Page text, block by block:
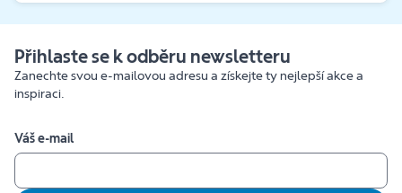
Přihlaste se k odběru newsletteru
Zanechte svou e-mailovou adresu a získejte ty nejlepší akce a
inspiraci.
Váš e-mail